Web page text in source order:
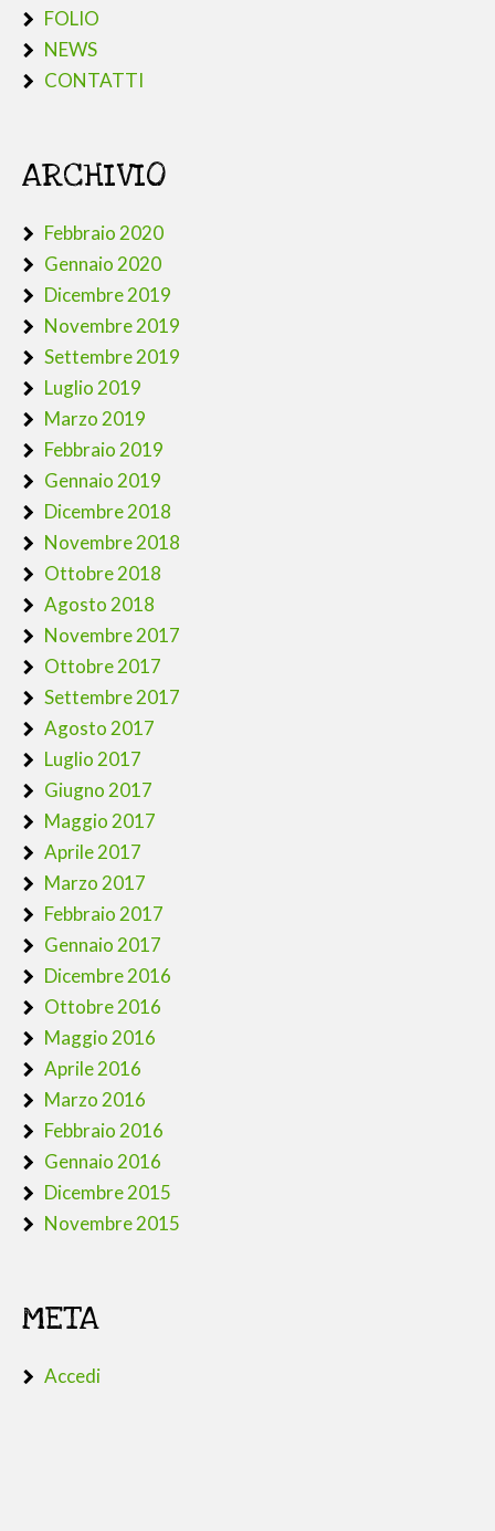
FOLIO
NEWS
CONTATTI
ARCHIVIO
Febbraio 2020
Gennaio 2020
Dicembre 2019
Novembre 2019
Settembre 2019
Luglio 2019
Marzo 2019
Febbraio 2019
Gennaio 2019
Dicembre 2018
Novembre 2018
Ottobre 2018
Agosto 2018
Novembre 2017
Ottobre 2017
Settembre 2017
Agosto 2017
Luglio 2017
Giugno 2017
Maggio 2017
Aprile 2017
Marzo 2017
Febbraio 2017
Gennaio 2017
Dicembre 2016
Ottobre 2016
Maggio 2016
Aprile 2016
Marzo 2016
Febbraio 2016
Gennaio 2016
Dicembre 2015
Novembre 2015
META
Accedi